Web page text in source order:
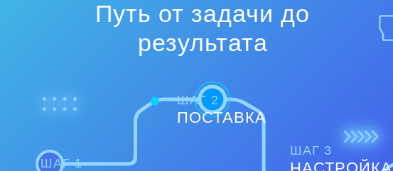
Путь от задачи до
результата
ШАГ 1
ШАГ 2
ПОСТАВКА
ШАГ 3